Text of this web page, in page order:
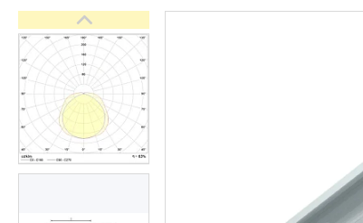
ФАРЛАЙТ
АСТЗ
NLCO
INNOLUX
О нас
Отзывы